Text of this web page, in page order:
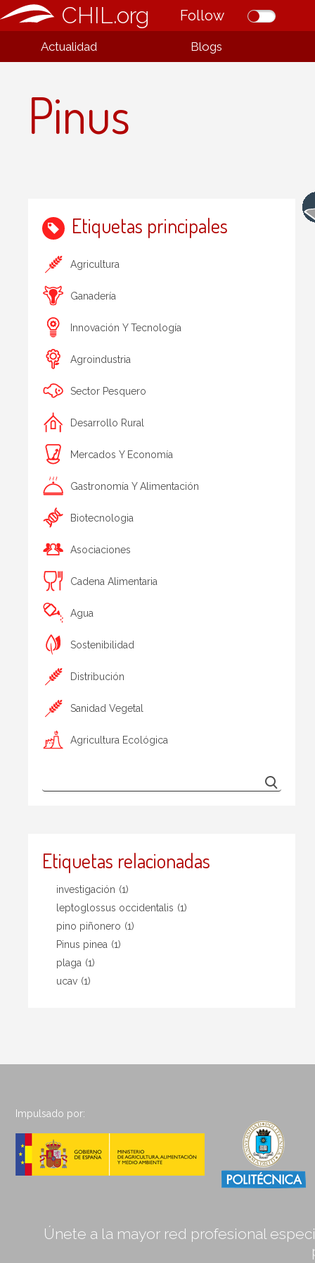
CHIL.org Follow
Actualidad Blogs
Pinus
Etiquetas principales
Agricultura
Ganadería
Innovación Y Tecnología
Agroindustria
Sector Pesquero
Desarrollo Rural
Mercados Y Economía
Gastronomía Y Alimentación
Biotecnologia
Asociaciones
Cadena Alimentaria
Agua
Sostenibilidad
Distribución
Sanidad Vegetal
Agricultura Ecológica
Etiquetas relacionadas
investigación (1)
leptoglossus occidentalis (1)
pino piñonero (1)
Pinus pinea (1)
plaga (1)
ucav (1)
Impulsado por:
Únete a la mayor red profesional